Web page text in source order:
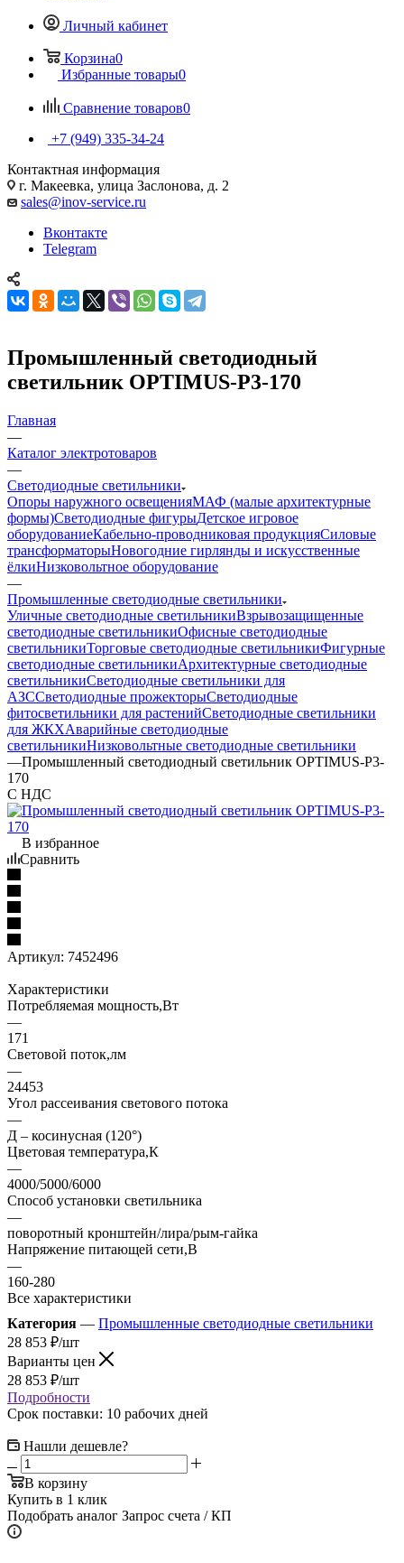
Личный кабинет
Корзина0
Избранные товары0
Сравнение товаров0
+7 (949) 335-34-24
Контактная информация
г. Макеевка, улица Заслонова, д. 2
sales@inov-service.ru
Вконтакте
Telegram
Промышленный светодиодный
светильник OPTIMUS-P3-170
Главная
—
Каталог электротоваров
—
Светодиодные светильники
Опоры наружного освещенияМАФ (малые архитектурные
формы)Светодиодные фигурыДетское игровое
оборудованиеКабельно-проводниковая продукцияСиловые
трансформаторыНовогодние гирлянды и искусственные
ёлкиНизковольтное оборудование
—
Промышленные светодиодные светильники
Уличные светодиодные светильникиВзрывозащищенные
светодиодные светильникиОфисные светодиодные
светильникиТорговые светодиодные светильникиФигурные
светодиодные светильникиАрхитектурные светодиодные
светильникиСветодиодные светильники для
АЗССветодиодные прожекторыСветодиодные
фитосветильники для растенийСветодиодные светильники
для ЖКХАварийные светодиодные
светильникиНизковольтные светодиодные светильники
—Промышленный светодиодный светильник OPTIMUS-P3-
170
С НДС
В избранное
Сравнить
Артикул: 7452496
Характеристики
Потребляемая мощность,Вт
—
171
Световой поток,лм
—
24453
Угол рассеивания светового потока
—
Д – косинусная (120°)
Цветовая температура,К
—
4000/5000/6000
Способ установки светильника
—
поворотный кронштейн/лира/рым-гайка
Напряжение питающей сети,В
—
160-280
Все характеристики
Категория — Промышленные светодиодные светильники
28 853 ₽/шт
Варианты цен
28 853 ₽/шт
Подробности
Срок поставки: 10 рабочих дней
Нашли дешевле?
В корзину
Купить в 1 клик
Подобрать аналог Запрос счета / КП